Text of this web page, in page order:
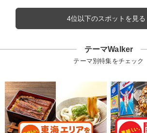
4位以下のスポットを見る
テーマWalker
テーマ別特集をチェック